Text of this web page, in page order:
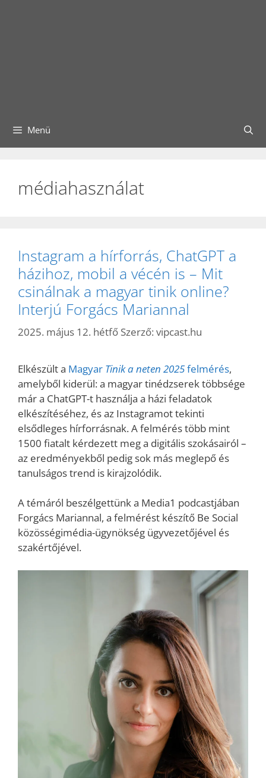
Menü
médiahasználat
Instagram a hírforrás, ChatGPT a
házihoz, mobil a vécén is – Mit
csinálnak a magyar tinik online?
Interjú Forgács Mariannal
2025. május 12. hétfő Szerző: vipcast.hu
Elkészült a Magyar Tinik a neten 2025felmérés,
amelyből kiderül: a magyar tinédzserek többsége
már a ChatGPT-t használja a házi feladatok
elkészítéséhez, és az Instagramot tekinti
elsődleges hírforrásnak. A felmérés több mint
1500 fiatalt kérdezett meg a digitális szokásairól –
az eredményekből pedig sok más meglepő és
tanulságos trend is kirajzolódik.
A témáról beszélgettünk a Media1 podcastjában
Forgács Mariannal, a felmérést készítő Be Social
közösségimédia-ügynökség ügyvezetőjével és
szakértőjével.